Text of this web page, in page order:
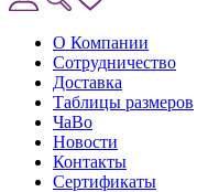
О Компании
Сотрудничество
Доставка
Таблицы размеров
ЧаВо
Новости
Контакты
Сертификаты